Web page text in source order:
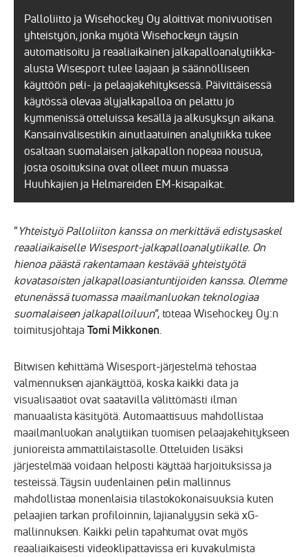
Palloliitto ja Wisehockey Oy aloittivat monivuotisen
yhteistyön, jonka myötä Wisehockeyn täysin
automatisoitu ja reaaliaikainen jalkapalloanalytiikka-
alusta Wisesport tulee laajaan ja säännölliseen
käyttöön peli- ja pelaajakehityksessä. Päivittäisessä
käytössä olevaa älyjalkapalloa on pelattu jo
kymmenissä otteluissa kesällä ja alkusyksyn aikana.
Kansainvälisestikin ainutlaatuinen analytiikka tukee
osaltaan suomalaisen jalkapallon nopeaa nousua,
josta osoituksina ovat olleet muun muassa
Huuhkajien ja Helmareiden EM-kisapaikat.
”Yhteistyö Palloliiton kanssa on merkittävä edistysaskel
reaaliaikaiselle Wisesport-jalkapalloanalytiikalle. On
hienoa päästä rakentamaan kestävää yhteistyötä
kovatasoisten jalkapalloasiantuntijoiden kanssa. Olemme
etunenässä tuomassa maailmanluokan teknologiaa
suomalaiseen jalkapalloiluun”, toteaa Wisehockey Oy:n
toimitusjohtajaTomi Mikkonen.
Bitwisen kehittämä Wisesport-järjestelmä tehostaa
valmennuksen ajankäyttöä, koska kaikki data ja
visualisaatiot ovat saatavilla välittömästi ilman
manuaalista käsityötä. Automaattisuus mahdollistaa
maailmanluokan analytiikan tuomisen pelaajakehitykseen
junioreista ammattilaistasolle. Otteluiden lisäksi
järjestelmää voidaan helposti käyttää harjoituksissa ja
testeissä. Täysin uudenlainen pelin mallinnus
mahdollistaa monenlaisia tilastokokonaisuuksia kuten
pelaajien tarkan profiloinnin, lajianalyysin sekä xG-
mallinnuksen. Kaikki pelin tapahtumat ovat myös
reaaliaikaisesti videoklipattavissa eri kuvakulmista